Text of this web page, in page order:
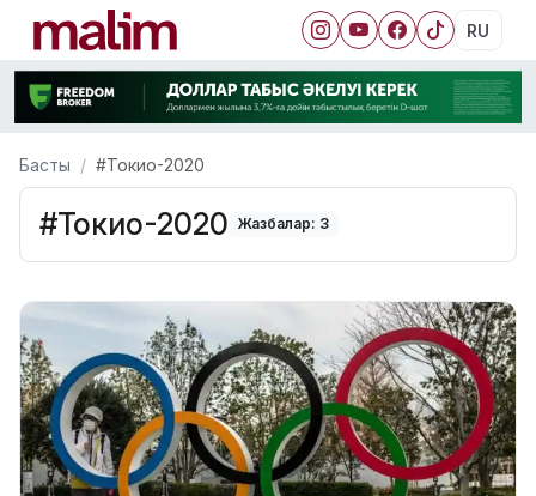
RU
Басты #Токио-2020
#Токио-2020 Жазбалар: 3